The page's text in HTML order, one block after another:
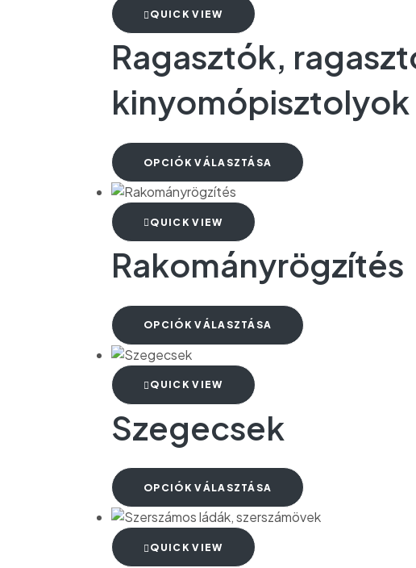
QUICK VIEW
Ragasztók,
kinyomópisztolyok
OPCIÓK VÁLASZTÁSA
QUICK VIEW
Rakományrögzítés
OPCIÓK VÁLASZTÁSA
QUICK VIEW
Szegecsek
OPCIÓK VÁLASZTÁSA
QUICK VIEW